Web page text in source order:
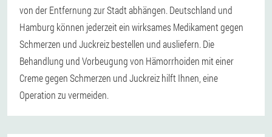
von der Entfernung zur Stadt abhängen. Deutschland und
Hamburg können jederzeit ein wirksames Medikament gegen
Schmerzen und Juckreiz bestellen und ausliefern. Die
Behandlung und Vorbeugung von Hämorrhoiden mit einer
Creme gegen Schmerzen und Juckreiz hilft Ihnen, eine
Operation zu vermeiden.